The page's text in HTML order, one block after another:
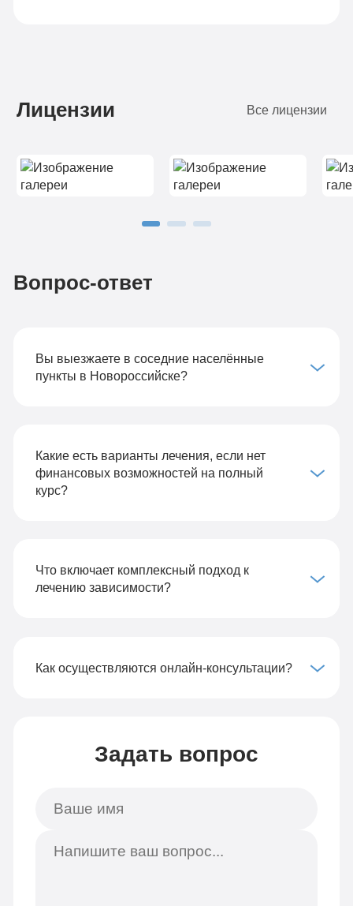
Лицензии Все лицензии
Вопрос-ответ
Вы выезжаете в соседние населённые
пункты в Новороссийске?
Какие есть варианты лечения, если нет
финансовых возможностей на полный
курс?
Что включает комплексный подход к
лечению зависимости?
Как осуществляются онлайн-консультации?
Задать вопрос